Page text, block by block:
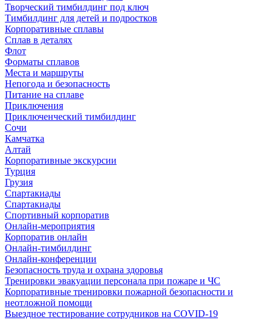
Творческий тимбилдинг под ключ
Тимбилдинг для детей и подростков
Корпоративные сплавы
Сплав в деталях
Флот
Форматы сплавов
Места и маршруты
Непогода и безопасность
Питание на сплаве
Приключения
Приключенческий тимбилдинг
Сочи
Камчатка
Алтай
Корпоративные экскурсии
Турция
Грузия
Спартакиады
Спартакиады
Спортивный корпоратив
Онлайн-мероприятия
Корпоратив онлайн
Онлайн-тимбилдинг
Онлайн-конференции
Безопасность труда и охрана здоровья
Тренировки эвакуации персонала при пожаре и ЧС
Корпоративные тренировки пожарной безопасности и
неотложной помощи
Выездное тестирование сотрудников на COVID-19